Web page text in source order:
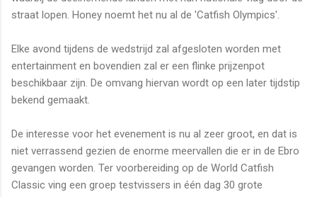
straat lopen. Honey noemt het nu al de 'Catfish Olympics'.
Elke avond tijdens de wedstrijd zal afgesloten worden met
entertainment en bovendien zal er een flinke prijzenpot
beschikbaar zijn. De omvang hiervan wordt op een later tijdstip
bekend gemaakt.
De interesse voor het evenement is nu al zeer groot, en dat is
niet verrassend gezien de enorme meervallen die er in de Ebro
gevangen worden. Ter voorbereiding op de World Catfish
Classic ving een groep testvissers in één dag 30 grote